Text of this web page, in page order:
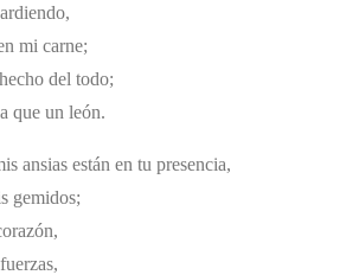
mi carne;
del todo;
que un león.
ansias están en tu presencia,
gemidos;